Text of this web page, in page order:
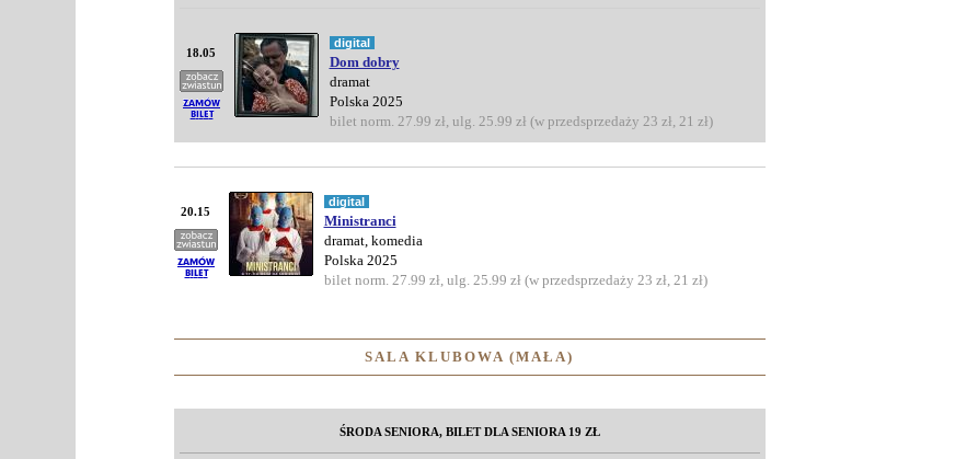
18.05
digital
Dom dobry
dramat
Polska 2025
bilet norm. 27.99 zł, ulg. 25.99 zł (w przedsprzedaży 23 zł, 21 zł)
20.15
digital
Ministranci
dramat, komedia
Polska 2025
bilet norm. 27.99 zł, ulg. 25.99 zł (w przedsprzedaży 23 zł, 21 zł)
SALA KLUBOWA (MAŁA)
ŚRODA SENIORA, BILET DLA SENIORA 19 ZŁ